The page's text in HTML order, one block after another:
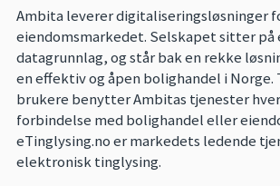
Ambita leverer digitaliseringsløsninger
eiendomsmarkedet. Selskapet sitter
datagrunnlag, og står bak en rekke
en effektiv og åpen bolighandel i Norge.
brukere benytter Ambitas tjenester
forbindelse med bolighandel eller
eTinglysing.no er markedets ledende
elektronisk tinglysing.